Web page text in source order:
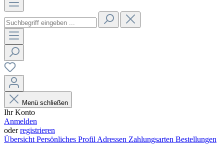
Menü schließen
Ihr Konto
Anmelden
oderregistrieren
Übersicht Persönliches Profil Adressen Zahlungsarten Bestellungen